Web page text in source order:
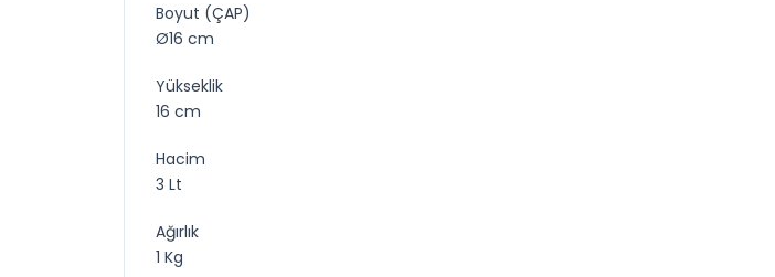
Boyut (ÇAP)
Ø16 cm
Yükseklik
16 cm
Hacim
3 Lt
Ağırlık
1 Kg